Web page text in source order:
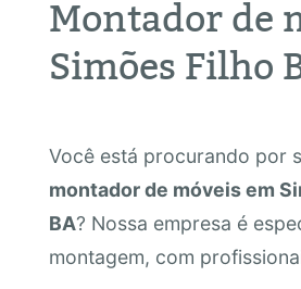
Montador de
Simões Filho
Você está procurando por
montador de móveis em
BA? Nossa empresa é
montagem, com